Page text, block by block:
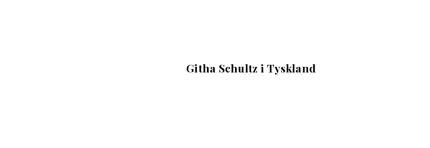
Githa Schultz i Tyskland